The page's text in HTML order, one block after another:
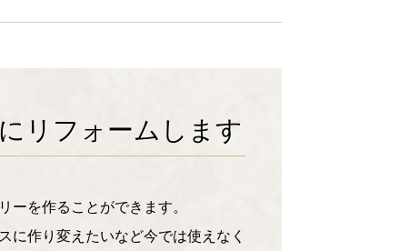
リフォームします
ーを作ることができます。
に作り変えたいなど今では使えなく